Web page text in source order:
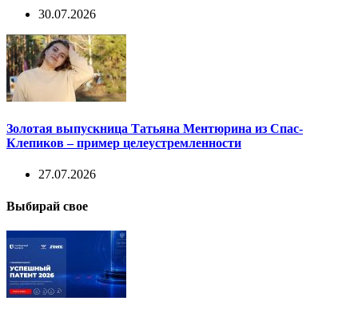
30.07.2026
Золотая выпускница Татьяна Ментюрина из Спас-
Клепиков – пример целеустремленности
27.07.2026
Выбирай свое